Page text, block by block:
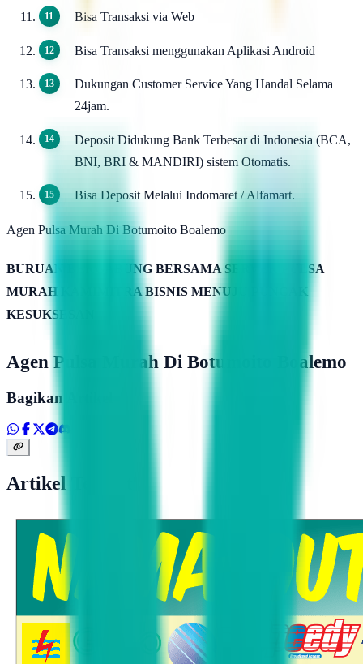
Bisa Transaksi via Web
Bisa Transaksi menggunakan Aplikasi Android
Dukungan Customer Service Yang Handal Selama
24jam.
Deposit Didukung Bank Terbesar di Indonesia (BCA,
BNI, BRI & MANDIRI) sistem Otomatis.
Bisa Deposit Melalui Indomaret / Alfamart.
Agen Pulsa Murah Di Botumoito Boalemo
BURUAN BERGABUNG BERSAMA SERVER PULSA
MURAH KAMIMITRA BISNIS MENUJU PUNCAK
KESUKSESAN
Agen Pulsa Murah Di Botumoito Boalemo
Bagikan Artikel
Artikel Terkait